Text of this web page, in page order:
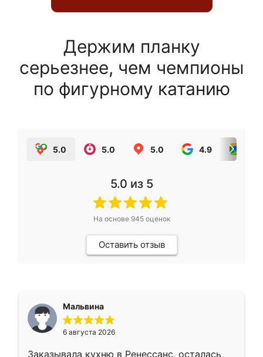
Держим планку
серьезнее, чем чемпионы
по фигурному катанию
5.0 5.0 5.0 4.9
5.0 из 5
На основе 945оценок
Оставить отзыв
Мальвина
6 августа 2026
Заказывала кухню в Ренессанс, осталась